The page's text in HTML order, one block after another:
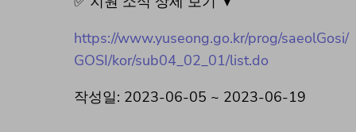
https://www.yuseong.go.kr/prog/saeolGosi/
GOSI/kor/sub04_02_01/list.do
작성일: 2023-06-05 ~ 2023-06-19